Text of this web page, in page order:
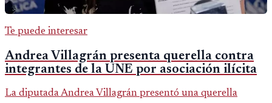
Te puede interesar
Andrea Villagrán presenta querella contra
integrantes de la UNE por asociación ilícita
La diputada Andrea Villagrán presentó una querella